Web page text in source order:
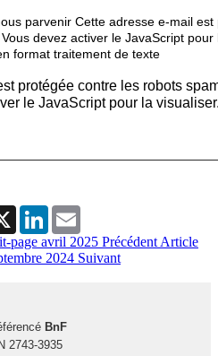
parvenir Cette adresse e-mail
devez activer le JavaScript pour
format traitement de texte
protégée contre les robots
le JavaScript pour la
X LinkedIn
page avril 2025 Précédent Article
2024 Suivant
BnF
2743-3935